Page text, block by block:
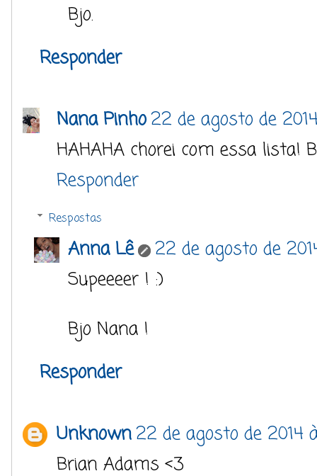
Bjo.
Responder
Nana Pinho22 de agosto de
HAHAHA chorei com essa lista!
Responder
Respostas
Anna Lê
22 de agosto de
Supeeeer ! :)
Bjo Nana !
Responder
Unknown22 de agosto de 2014
Brian Adams <3